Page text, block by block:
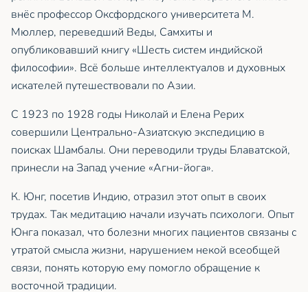
внёс профессор Оксфордского университета М.
Мюллер, переведший Веды, Самхиты и
опубликовавший книгу «Шесть систем индийской
философии». Всё больше интеллектуалов и духовных
искателей путешествовали по Азии.
С 1923 по 1928 годы Николай и Елена Рерих
совершили Центрально-Азиатскую экспедицию в
поисках Шамбалы. Они переводили труды Блаватской,
принесли на Запад учение «Агни-йога».
К. Юнг, посетив Индию, отразил этот опыт в своих
трудах. Так медитацию начали изучать психологи. Опыт
Юнга показал, что болезни многих пациентов связаны с
утратой смысла жизни, нарушением некой всеобщей
связи, понять которую ему помогло обращение к
восточной традиции.